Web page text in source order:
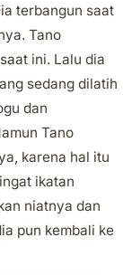
terbangun saat
Tano
ini. Lalu dia
sedang dilatih
dan
Tano
karena hal itu
ikatan
niatnya dan
pun kembali ke